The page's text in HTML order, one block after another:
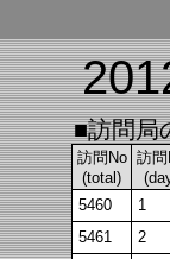
■訪問局
訪問No
(total)
訪問
5460 1
5461 2